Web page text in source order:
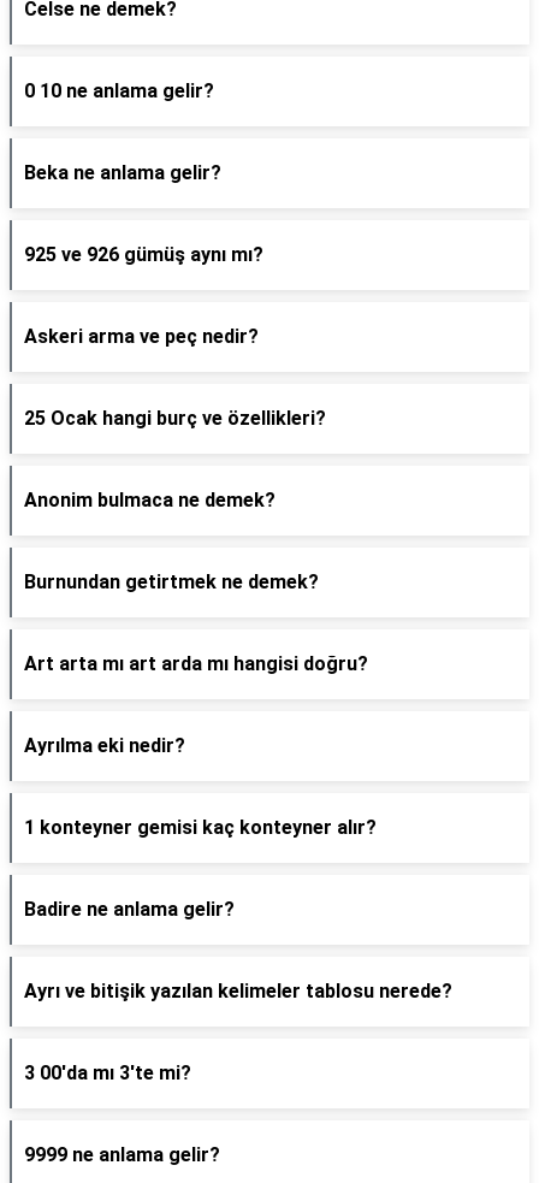
Celse ne demek?
0 10 ne anlama gelir?
Beka ne anlama gelir?
925 ve 926 gümüş aynı mı?
Askeri arma ve peç nedir?
25 Ocak hangi burç ve özellikleri?
Anonim bulmaca ne demek?
Burnundan getirtmek ne demek?
Art arta mı art arda mı hangisi doğru?
Ayrılma eki nedir?
1 konteyner gemisi kaç konteyner alır?
Badire ne anlama gelir?
Ayrı ve bitişik yazılan kelimeler tablosu nerede?
3 00'da mı 3'te mi?
9999 ne anlama gelir?